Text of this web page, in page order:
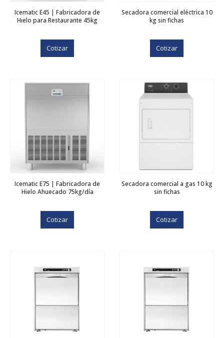
Icematic E45 | Fabricadora de
Hielo para Restaurante 45kg
Cotizar
Secadora comercial eléctrica 10
kg sin fichas
Cotizar
Icematic E75 | Fabricadora de
Hielo Ahuecado 75kg/día
Cotizar
Secadora comercial a gas 10 kg
sin fichas
Cotizar